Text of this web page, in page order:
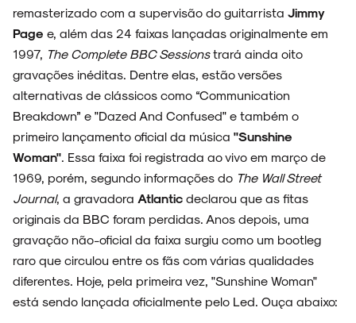
ENTREVISTAS
ESPECIAIS
FAIXA A FAIXA
remasterizado com a supervisão do guitarrista Jimmy
Page e, além das 24 faixas lançadas originalmente em
1997, The Complete BBC Sessionstrará ainda oito
gravações inéditas. Dentre elas, estão versões
alternativas de clássicos como “Communication
Breakdown” e "Dazed And Confused" e também o
primeiro lançamento oficial da música "Sunshine
Woman". Essa faixa foi registrada ao vivo em março de
1969, porém, segundo informações do The Wall Street
Journal, a gravadora Atlantic declarou que as fitas
originais da BBC foram perdidas. Anos depois, uma
gravação não-oficial da faixa surgiu como um bootleg
raro que circulou entre os fãs com várias qualidades
diferentes. Hoje, pela primeira vez, "Sunshine Woman"
está sendo lançada oficialmente pelo Led. Ouça abaixo: